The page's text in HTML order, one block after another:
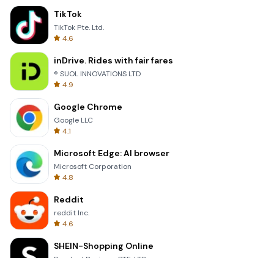
TikTok
TikTok Pte. Ltd.
4.6
inDrive. Rides with fair fares
® SUOL INNOVATIONS LTD
4.9
Google Chrome
Google LLC
4.1
Microsoft Edge: AI browser
Microsoft Corporation
4.8
Reddit
reddit Inc.
4.6
SHEIN-Shopping Online